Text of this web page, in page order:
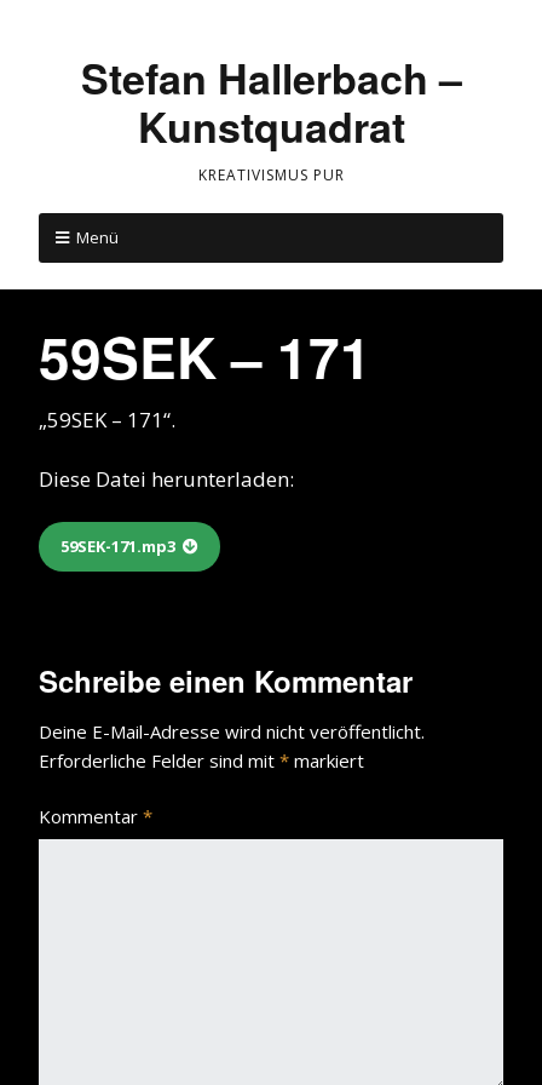
Stefan Hallerbach –
Kunstquadrat
KREATIVISMUS PUR
Menü
59SEK – 171
„59SEK – 171“.
Diese Datei herunterladen:
59SEK-171.mp3
Schreibe einen Kommentar
Deine E-Mail-Adresse wird nicht veröffentlicht.
Erforderliche Felder sind mit * markiert
Kommentar *